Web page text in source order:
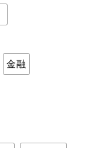
金融